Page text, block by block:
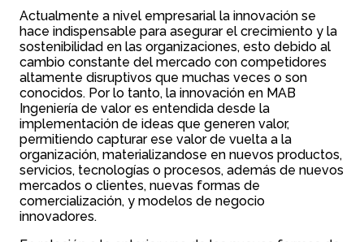
Actualmente a nivel empresarial la innovación se
hace indispensable para asegurar el crecimiento y la
sostenibilidad en las organizaciones, esto debido al
cambio constante del mercado con competidores
altamente disruptivos que muchas veces o son
conocidos. Por lo tanto, la innovación en MAB
Ingeniería de valor es entendida desde la
implementación de ideas que generen valor,
permitiendo capturar ese valor de vuelta a la
organización, materializandose en nuevos productos,
servicios, tecnologías o procesos, además de nuevos
mercados o clientes, nuevas formas de
comercialización, y modelos de negocio
innovadores.